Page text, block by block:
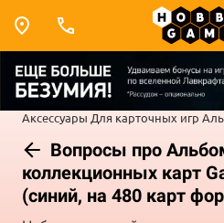
Аксессуары Для карточных игр
Вопросы про
коллекционных карт
(синий, на 480 карт